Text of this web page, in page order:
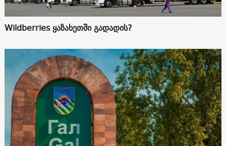
Wildberries ყაზახეთში გადადის?